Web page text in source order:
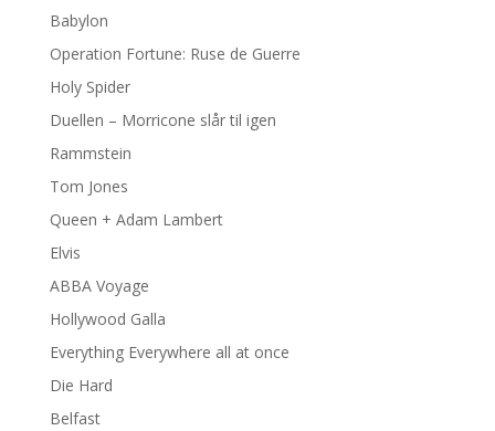
Babylon
Operation Fortune: Ruse de Guerre
Holy Spider
Duellen – Morricone slår til igen
Rammstein
Tom Jones
Queen + Adam Lambert
Elvis
ABBA Voyage
Hollywood Galla
Everything Everywhere all at once
Die Hard
Belfast